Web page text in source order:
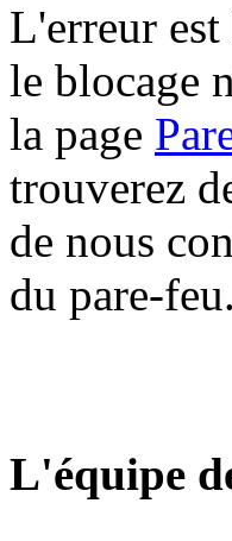
L'erreur
le blocage
la page
trouverez
de nous
du pare-feu.
L'équipe